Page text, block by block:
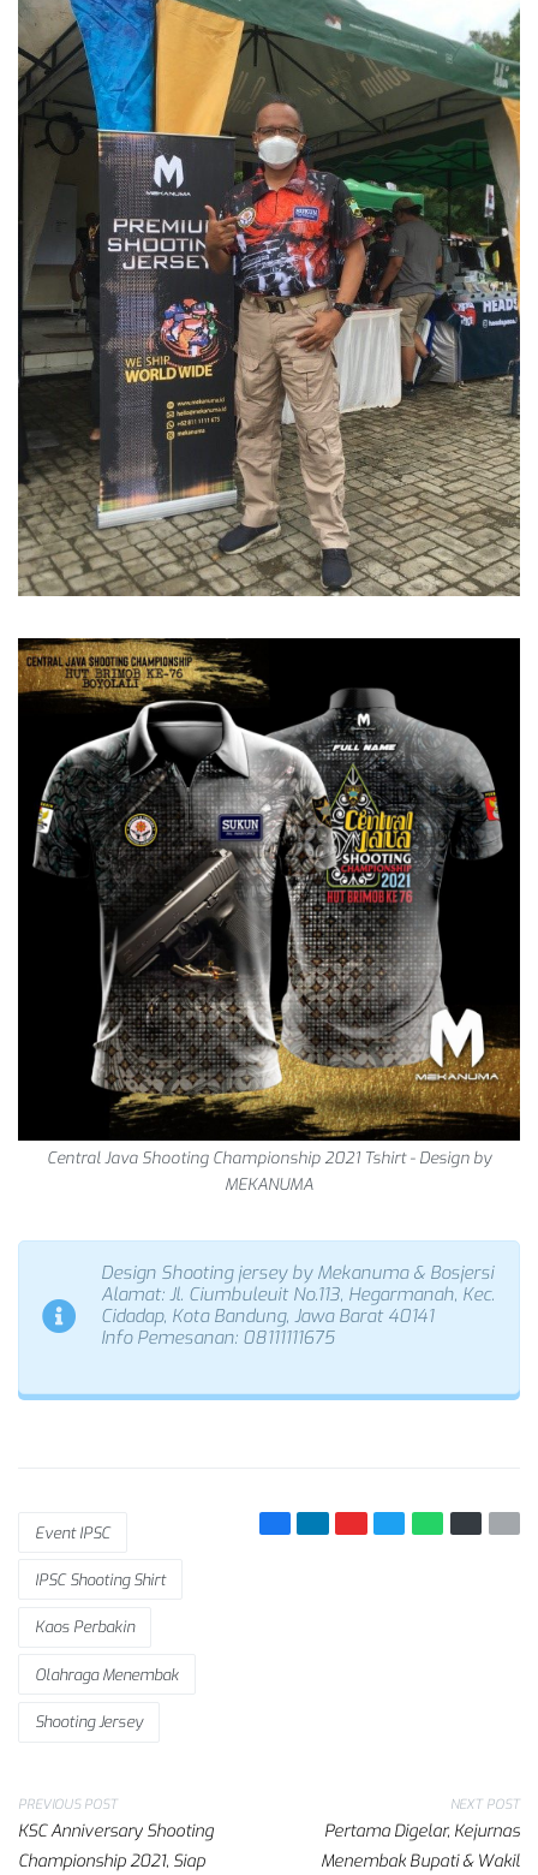
Central Java Shooting Championship 2021 Tshirt - Design by
MEKANUMA
Design Shooting jersey by Mekanuma & Bosjersi
Alamat: Jl. Ciumbuleuit No.113, Hegarmanah, Kec.
Cidadap, Kota Bandung, Jawa Barat 40141
Info Pemesanan: 08111111675
Event IPSC
IPSC Shooting Shirt
Kaos Perbakin
Olahraga Menembak
Shooting Jersey
PREVIOUS POST
KSC Anniversary Shooting
Championship 2021, Siap
NEXT POST
Pertama Digelar, Kejurnas
Menembak Bupati & Wakil